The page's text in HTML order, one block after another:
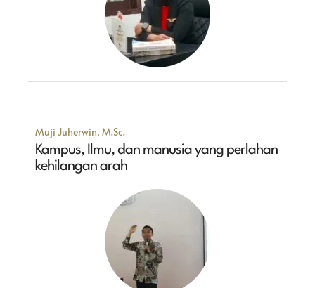
Muji Juherwin, M.Sc.
Kampus, Ilmu, dan manusia yang perlahan
kehilangan arah